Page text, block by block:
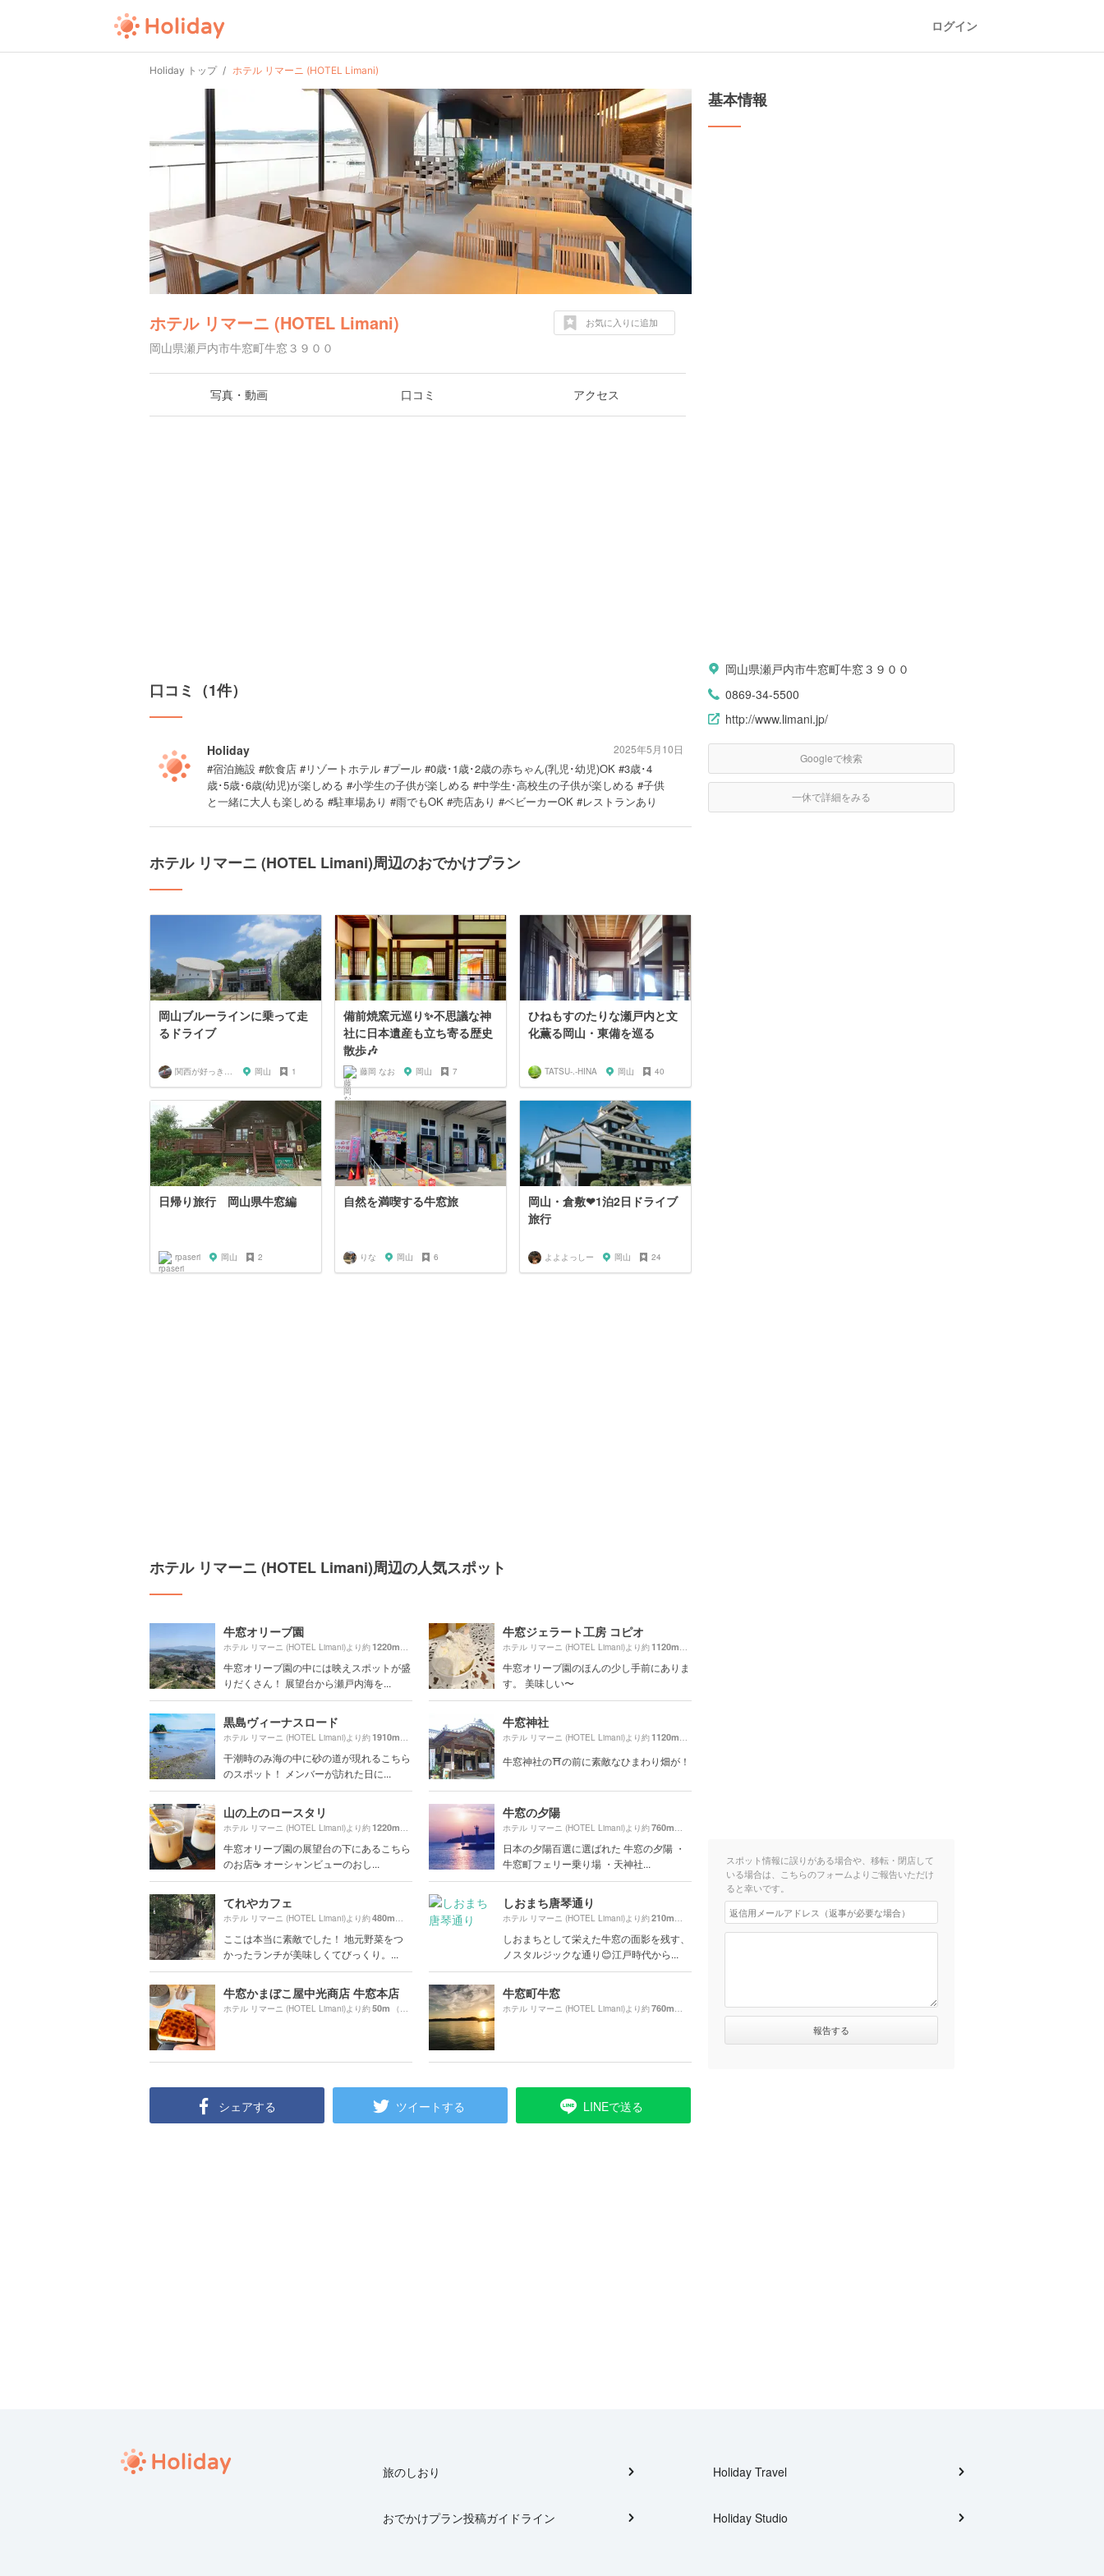
ログイン
Holiday トップ ホテル リマーニ (HOTEL Limani)
ホテル リマーニ (HOTEL Limani)
岡山県瀬戸内市牛窓町牛窓３９００
お気に入りに追加
写真・動画 口コミ アクセス
口コミ（1件）
Holiday
#宿泊施設 #飲食店 #リゾートホテル #プール #0歳･1歳･2歳の赤ちゃん(乳児･幼児)OK #3歳･4
歳･5歳･6歳(幼児)が楽しめる #小学生の子供が楽しめる #中学生･高校生の子供が楽しめる #子供
と一緒に大人も楽しめる #駐車場あり #雨でもOK #売店あり #ベビーカーOK #レストランあり
2025年5月10日
ホテル リマーニ (HOTEL Limani)周辺のおでかけプラン
岡山ブルーラインに乗って走
るドライブ
関西が好っきゃねん 岡山 1
備前焼窯元巡り✨不思議な神
社に日本遺産も立ち寄る歴史
散歩🎶
藤岡 なお 岡山 7
ひねもすのたりな瀬戸内と文
化薫る岡山・東備を巡る
TATSU-.-HINA 岡山 40
日帰り旅行 岡山県牛窓編
rpaseri 岡山 2
自然を満喫する牛窓旅
りな 岡山 6
岡山・倉敷❤︎1泊2日ドライブ
旅行
よよよっしー 岡山 24
ホテル リマーニ (HOTEL Limani)周辺の人気スポット
牛窓オリーブ園
ホテル リマーニ (HOTEL Limani)より約1220m （徒歩21分）
牛窓オリーブ園の中には映えスポットが盛
りだくさん！ 展望台から瀬戸内海を...
牛窓ジェラート工房 コピオ
ホテル リマーニ (HOTEL Limani)より約1120m （徒歩19分）
牛窓オリーブ園のほんの少し手前にありま
す。 美味しい〜
黒島ヴィーナスロード
ホテル リマーニ (HOTEL Limani)より約1910m （徒歩32分）
干潮時のみ海の中に砂の道が現れるこちら
のスポット！ メンバーが訪れた日に...
牛窓神社
ホテル リマーニ (HOTEL Limani)より約1120m （徒歩19分）
牛窓神社の⛩の前に素敵なひまわり畑が！
山の上のロースタリ
ホテル リマーニ (HOTEL Limani)より約1220m （徒歩21分）
牛窓オリーブ園の展望台の下にあるこちら
のお店☕️ オーシャンビューのおし...
牛窓の夕陽
ホテル リマーニ (HOTEL Limani)より約760m （徒歩13分）
日本の夕陽百選に選ばれた 牛窓の夕陽 ・
牛窓町フェリー乗り場 ・天神社...
てれやカフェ
ホテル リマーニ (HOTEL Limani)より約480m （徒歩8分）
ここは本当に素敵でした！ 地元野菜をつ
かったランチが美味しくてびっくり。...
しおまち唐琴通り
ホテル リマーニ (HOTEL Limani)より約210m （徒歩4分）
しおまちとして栄えた牛窓の面影を残す、
ノスタルジックな通り😊江戸時代から...
牛窓かまぼこ屋中光商店 牛窓本店
ホテル リマーニ (HOTEL Limani)より約50m （徒歩1分）
牛窓町牛窓
ホテル リマーニ (HOTEL Limani)より約760m （徒歩13分）
シェアする ツイートする LINEで送る
基本情報
岡山県瀬戸内市牛窓町牛窓３９００
0869-34-5500
http://www.limani.jp/
Googleで検索
一休で詳細をみる
スポット情報に誤りがある場合や、移転・閉店して
いる場合は、こちらのフォームよりご報告いただけ
ると幸いです。
旅のしおり
おでかけプラン投稿ガイドライン
Holiday Travel
Holiday Studio